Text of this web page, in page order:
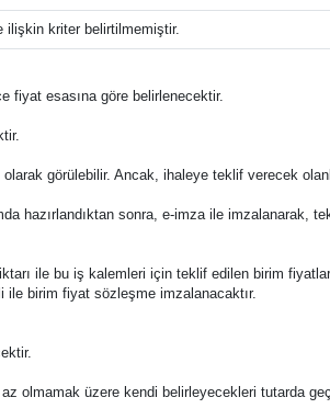
ilişkin kriter belirtilmemiştir.
fiyat esasına göre belirlenecektir.
görülebilir. Ancak, ihaleye teklif verecek
hazırlandıktan sonra, e-imza ile imzalanarak,
ile bu iş kalemleri için teklif edilen birim
ile birim fiyat sözleşme imzalanacaktır.
olmamak üzere kendi belirleyecekleri tutarda